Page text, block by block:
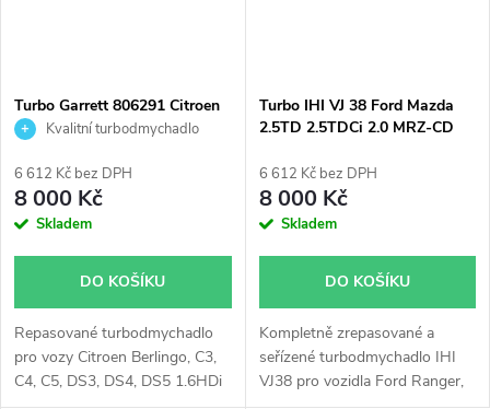
66kW.
Turbo Garrett 806291 Citroen
Ford Mazda Peugeot Volvo 1.5
Kvalitní turbodmychadlo
6 612 Kč bez DPH
8 000 Kč
Skladem
DO KOŠÍKU
Repasované turbodmychadlo
pro vozy Citroen Berlingo, C3,
C4, C5, DS3, DS4, DS5 1.6HDi
84kW 85kW, Ford B-Max, C-
Turbo IHI VJ 38 Ford Mazda
2.5TD 2.5TDCi 2.0 MRZ-CD
6 612 Kč bez DPH
8 000 Kč
Skladem
DO KOŠÍKU
Kompletně zrepasované a
seřízené turbodmychadlo IHI
VJ38 pro vozidla Ford Ranger,
Mazda BT-50, B-Serie s 80kW,